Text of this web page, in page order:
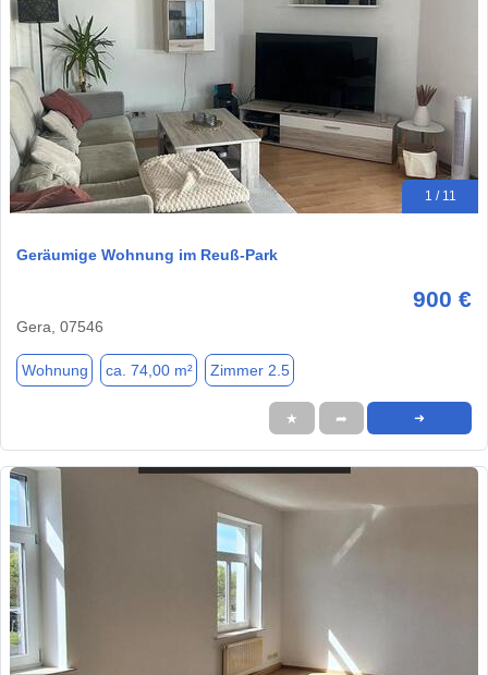
1 / 11
Geräumige Wohnung im Reuß-Park
900 €
Gera, 07546
Wohnung ca. 74,00 m² Zimmer 2.5
★ ➦ ➜